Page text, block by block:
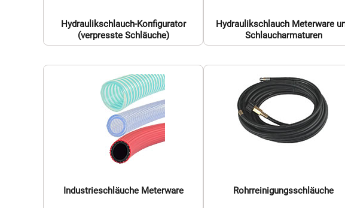
Hydraulikschlauch-Konfigurator
(verpresste Schläuche)
Hydraulikschlauch Meterware
Schlaucharmaturen
Industrieschläuche Meterware Rohrreinigungsschläuche